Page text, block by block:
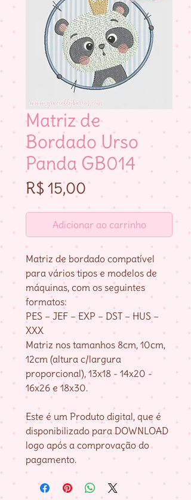
Matriz de
Bordado Urso
Panda GB014
R$ 15,00Preço
Adicionar ao carrinho
Matriz de bordado compatível
para vários tipos e modelos de
máquinas, com os seguintes
formatos:
PES – JEF – EXP – DST – HUS –
XXX
Matriz nos tamanhos 8cm, 10cm,
12cm (altura c/largura
proporcional), 13x18 - 14x20 -
16x26 e 18x30.
Este é um Produto digital, que é
disponibilizado para DOWNLOAD
logo após a comprovação do
pagamento.